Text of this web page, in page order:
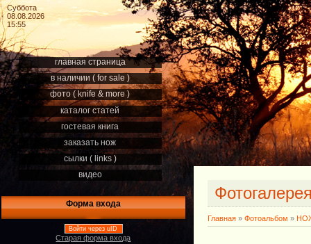
Суббота
08.08.2026
15:55
главная страница
в наличии ( for sale )
фото ( knife & more )
каталог статей
гостевая книга
заказать нож
сылки ( links )
видео
Форма входа
Войти через uID
Старая форма входа
Главная » Фотоальбом »